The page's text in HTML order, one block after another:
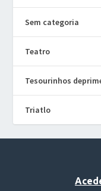
Sem categoria
Teatro
Tesourinhos
Triatlo